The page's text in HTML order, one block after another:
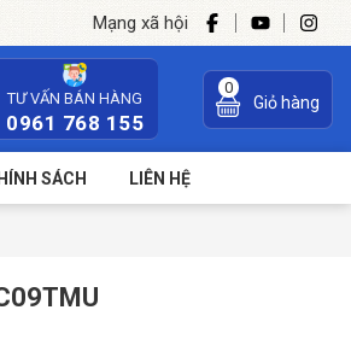
Mạng xã hội
TƯ VẤN BÁN HÀNG
0961 768 155
0
Giỏ hàng
SÁCH LIÊN HỆ